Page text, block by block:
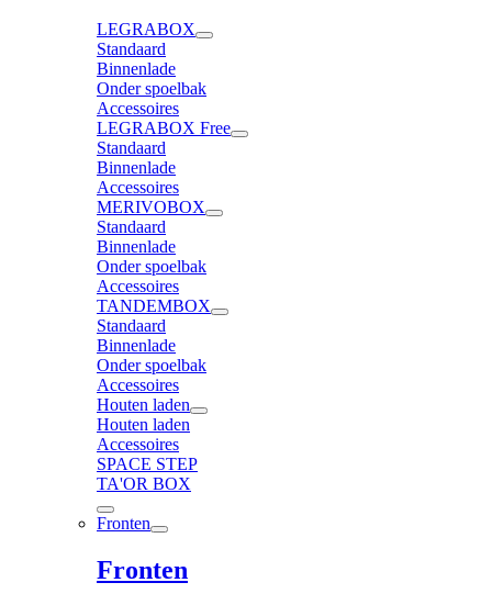
LEGRABOX
Standaard
Binnenlade
Onder spoelbak
Accessoires
LEGRABOX Free
Standaard
Binnenlade
Accessoires
MERIVOBOX
Standaard
Binnenlade
Onder spoelbak
Accessoires
TANDEMBOX
Standaard
Binnenlade
Onder spoelbak
Accessoires
Houten laden
Houten laden
Accessoires
SPACE STEP
TA'OR BOX
Fronten
Fronten